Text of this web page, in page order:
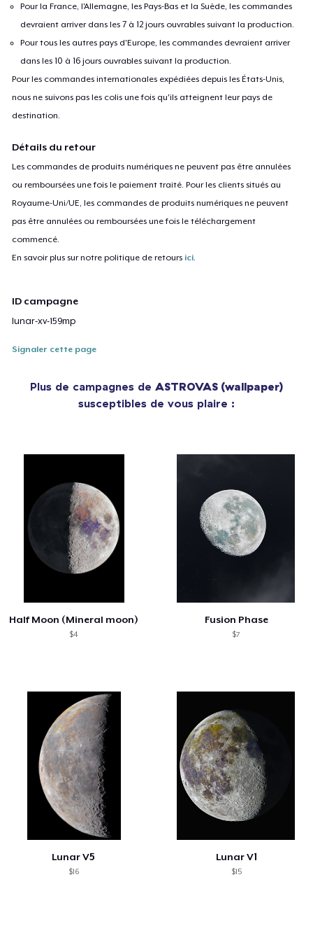
Pour la France, l'Allemagne, les Pays-Bas et la Suède, les commandes
devraient arriver dans les 7 à 12 jours ouvrables suivant la production.
Pour tous les autres pays d'Europe, les commandes devraient arriver
dans les 10 à 16 jours ouvrables suivant la production.
Pour les commandes internationales expédiées depuis les États-Unis,
nous ne suivons pas les colis une fois qu'ils atteignent leur pays de
destination.
Détails du retour
Les commandes de produits numériques ne peuvent pas être annulées
ou remboursées une fois le paiement traité. Pour les clients situés au
Royaume-Uni/UE, les commandes de produits numériques ne peuvent
pas être annulées ou remboursées une fois le téléchargement
commencé.
En savoir plus sur notre politique de retours ici
ID campagne
lunar-xv-159mp
Signaler cette page
Plus de campagnes de ASTROVAS (wallpaper)
susceptibles de vous plaire :
Half Moon (Mineral moon)
$4
Fusion Phase
$7
Lunar V5
$16
Lunar V1
$15